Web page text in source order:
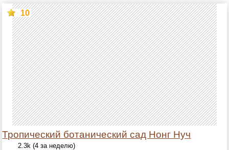
Тропический ботанический сад Нонг Нуч
10
2.3k (4 за неделю)